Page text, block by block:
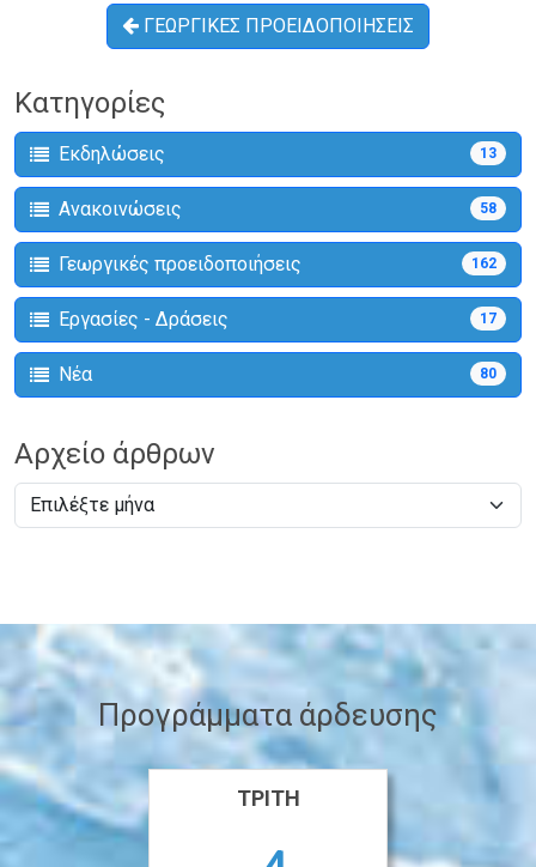
ΓΕΩΡΓΙΚΕΣ ΠΡΟΕΙΔΟΠΟΙΗΣΕΙΣ
Κατηγορίες
Εκδηλώσεις 13
Ανακοινώσεις 58
Γεωργικές προειδοποιήσεις 162
Εργασίες - Δράσεις 17
Νέα 80
Αρχείο άρθρων
Προγράμματα άρδευσης
ΤΡΊΤΗ